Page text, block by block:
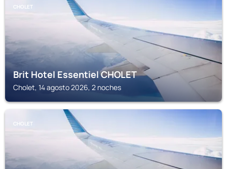
CHOLET
Brit Hotel Essentiel CHOLET
Cholet, 14 agosto 2026, 2 noches
CHOLET